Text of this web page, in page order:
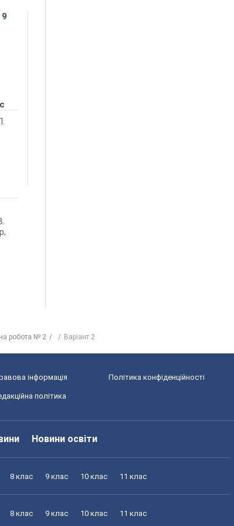
9
робота № 2 Варіант 2
інформація Політика конфіденційності
політика
Новини освіти
8 клас 9 клас 10 клас 11 клас
8 клас 9 клас 10 клас 11 клас